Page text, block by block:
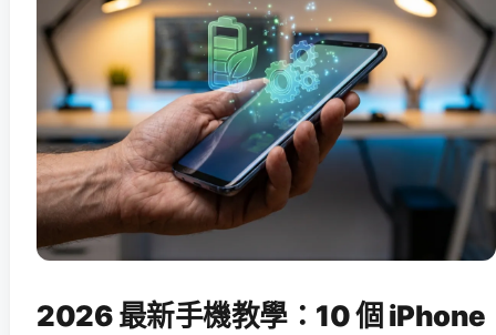
2026 最新手機教學：10 個 iPhone